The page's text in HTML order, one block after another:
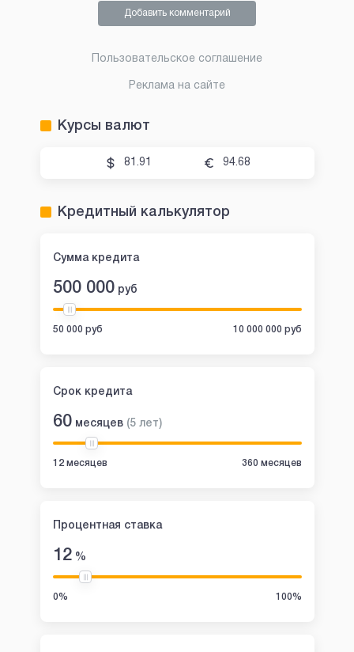
Добавить комментарий
Пользовательское соглашение
Реклама на сайте
Курсы валют
81.91 94.68
Кредитный калькулятор
Сумма кредита
500 000 руб
50 000 руб 10 000 000 руб
Срок кредита
60 месяцев (5 лет)
12 месяцев 360 месяцев
Процентная ставка
12%
0% 100%